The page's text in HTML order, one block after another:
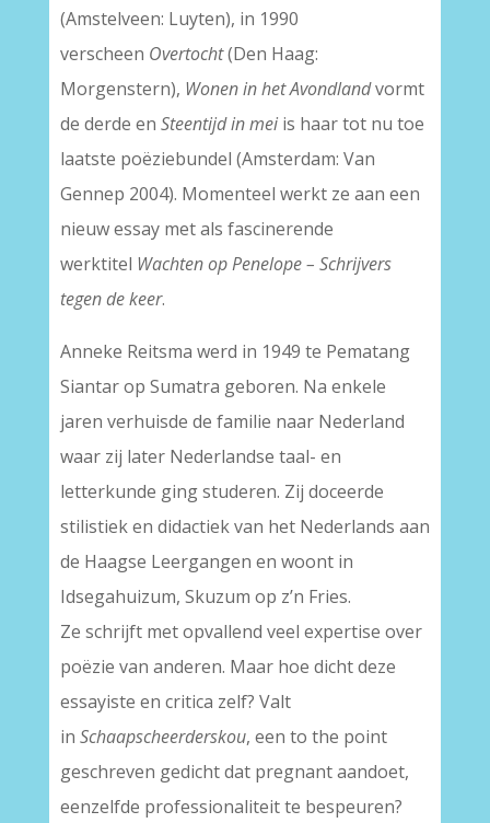
(Amstelveen: Luyten), in 1990
verscheen Overtocht(Den Haag:
Morgenstern), Wonen in het Avondlandvormt
de derde en Steentijd in meiis haar tot nu toe
laatste poëziebundel (Amsterdam: Van
Gennep 2004). Momenteel werkt ze aan een
nieuw essay met als fascinerende
werktitel Wachten op Penelope – Schrijvers
tegen de keer.
Anneke Reitsma werd in 1949 te Pematang
Siantar op Sumatra geboren. Na enkele
jaren verhuisde de familie naar Nederland
waar zij later Nederlandse taal- en
letterkunde ging studeren. Zij doceerde
stilistiek en didactiek van het Nederlands aan
de Haagse Leergangen en woont in
Idsegahuizum, Skuzum op z’n Fries.
Ze schrijft met opvallend veel expertise over
poëzie van anderen. Maar hoe dicht deze
essayiste en critica zelf? Valt
in Schaapscheerderskou, een to the point
geschreven gedicht dat pregnant aandoet,
eenzelfde professionaliteit te bespeuren?